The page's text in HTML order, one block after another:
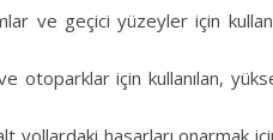
ve geçici yüzeyler için
otoparklar için kullanılan,